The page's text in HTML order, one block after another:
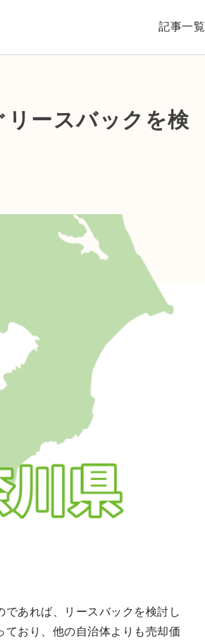
記事一覧
ースバックを検
あれば、リースバックを検討し
おり、他の自治体よりも売却価